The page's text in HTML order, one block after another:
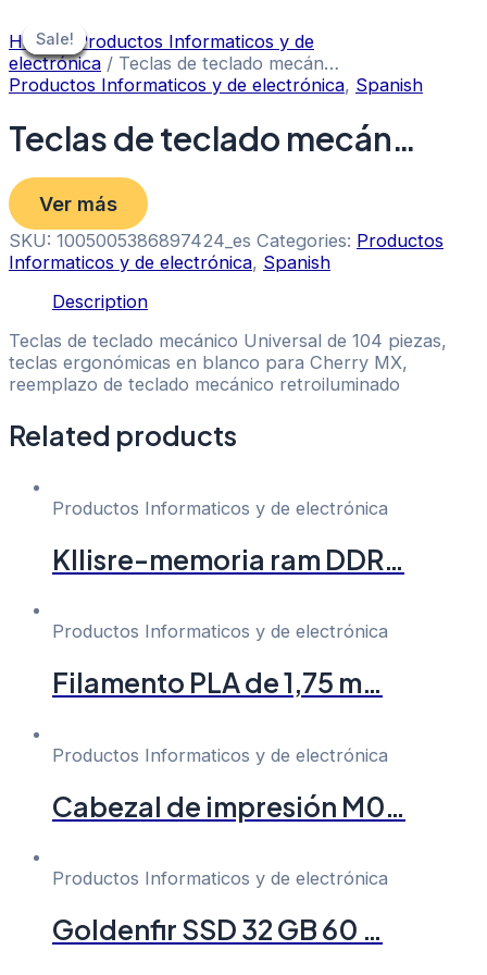
to
content
Sale!
Home/ Productos Informaticos y de
electrónica / Teclas de teclado mecán…
Productos Informaticos y de electrónica, Spanish
Teclas de teclado mecán…
Ver más
SKU: 1005005386897424_es Categories: Productos
Informaticos y de electrónica, Spanish
Description
Teclas de teclado mecánico Universal de 104 piezas,
teclas ergonómicas en blanco para Cherry MX,
reemplazo de teclado mecánico retroiluminado
Related products
Sale!
Sale!
Productos Informaticos y de electrónica
Kllisre-memoria ram DDR…
Sale!
Sale!
Productos Informaticos y de electrónica
Filamento PLA de 1,75 m…
Productos Informaticos y de electrónica
Cabezal de impresión M0…
Sale!
Sale!
Productos Informaticos y de electrónica
Goldenfir SSD 32 GB 60 …